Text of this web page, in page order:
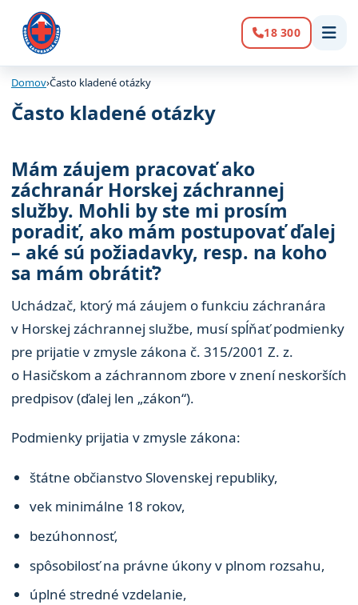
Volanie:
18 300
Domov›Často kladené otázky
Často kladené otázky
Mám záujem pracovať ako
záchranár Horskej záchrannej
služby. Mohli by ste mi prosím
poradiť, ako mám postupovať ďalej
– aké sú požiadavky, resp. na koho
sa mám obrátiť?
Uchádzač, ktorý má záujem o funkciu záchranára
v Horskej záchrannej službe, musí spĺňať podmienky
pre prijatie v zmysle zákona č. 315/2001 Z. z.
o Hasičskom a záchrannom zbore v znení neskorších
predpisov (ďalej len „zákon“).
Podmienky prijatia v zmysle zákona:
štátne občianstvo Slovenskej republiky,
vek minimálne 18 rokov,
bezúhonnosť,
spôsobilosť na právne úkony v plnom rozsahu,
úplné stredné vzdelanie,